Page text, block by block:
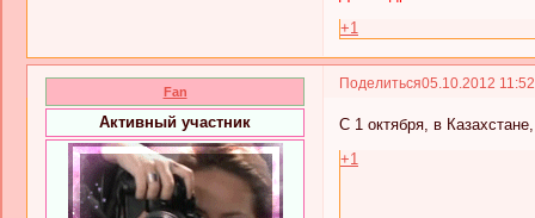
+1
Поделиться05.10.2012
Fan
Активный участник
С 1 октября, в
+1